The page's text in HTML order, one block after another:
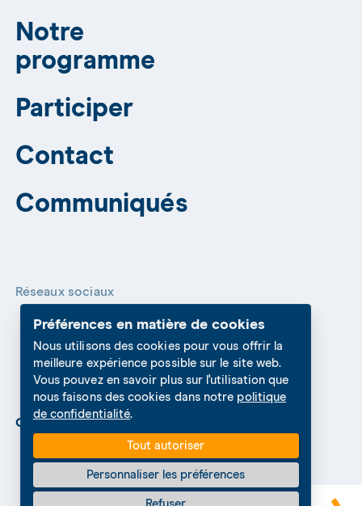
Préférences en matière de cookies
Nous utilisons des cookies pour vous offrir la
meilleure expérience possible sur le site web.
Vous pouvez en savoir plus sur l'utilisation que
nous faisons des cookies dans notre politique
de confidentialité.
Tout autoriser
Personnaliser les préférences
Notre
programme
Participer
Contact
Communiqués
Réseaux sociaux
Cookies Settings